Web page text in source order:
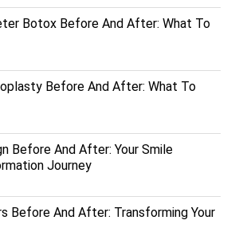
Botox Before And After: What To
Before And After: What To
Before And After: Your Smile
Journey
Before And After: Transforming Your